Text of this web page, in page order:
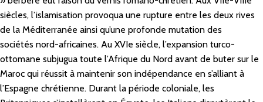
siècles, l’islamisation provoqua une rupture entre les deux rives
de la Méditerranée ainsi qu’une profonde mutation des
sociétés nord-africaines. Au XVIe siècle, l’expansion turco-
ottomane subjugua toute l’Afrique du Nord avant de buter sur le
Maroc qui réussit à maintenir son indépendance en s’alliant à
l’Espagne chrétienne. Durant la période coloniale, les